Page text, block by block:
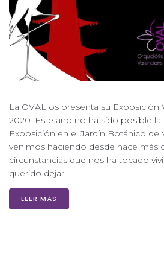
La OVAL os presenta su Exposición
2020. Este año no ha sido posible la
Exposición en el Jardín Botánico de
venimos haciendo desde hace más
circunstancias que nos ha tocado
querido dejar...
LEER MÁS